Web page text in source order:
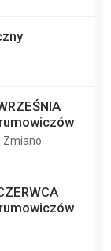
Zmiano